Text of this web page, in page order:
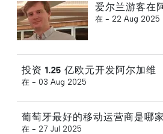
爱尔兰游客在
在 - 22 Aug 2025
投资 1.25 亿欧元开发阿尔加维
在 - 03 Aug 2025
葡萄牙最好的移动运营商是哪
在 - 27 Jul 2025